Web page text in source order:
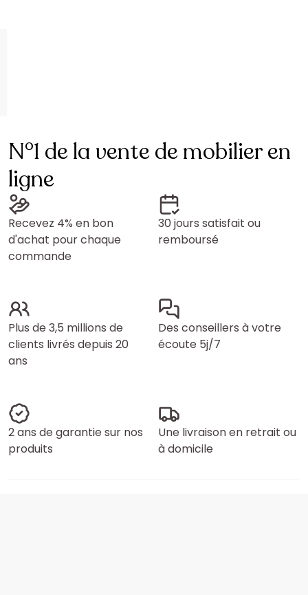
N°1 de la vente de mobilier en
ligne
Recevez 4% en bon
d'achat pour chaque
commande
30 jours satisfait ou
remboursé
Plus de 3,5 millions de
clients livrés depuis 20
ans
Des conseillers à votre
écoute 5j/7
2 ans de garantie sur nos
produits
Une livraison en retrait ou
à domicile